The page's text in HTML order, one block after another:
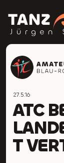
27.5.16
ATC
T